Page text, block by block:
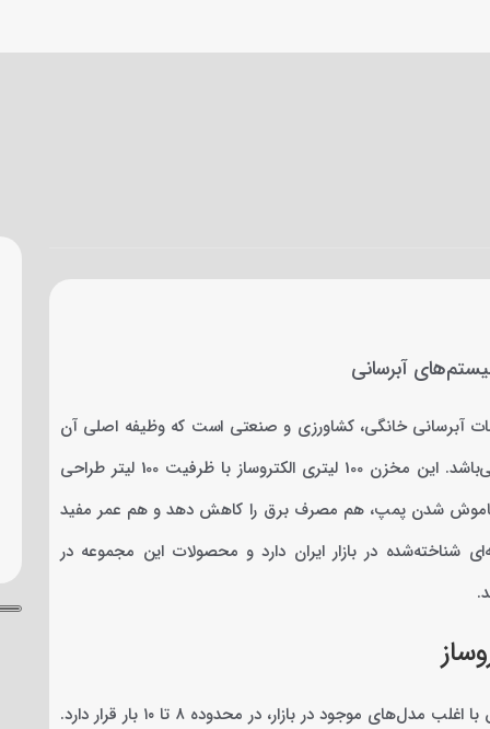
در تاسیسات آبرسانی خانگی، کشاورزی و صنعتی است که وظیفه اصلی آن
ذخیره‌سازی آب تحت فشار و یکنواخت‌سازی جریان خروجی از پمپ می‌باشد. این مخزن 100 لیتری الکتروساز با ظرفیت 100 لیتر طراحی
شدن پمپ، هم مصرف برق را کاهش دهد و هم عمر مفید
شناخته‌شده در بازار ایران دارد و محصولات این مجموعه در
ظرفیت مفید این مخزن 100 لیتر است و فشار کاری استاندارد آن، مطابق با اغلب مدل‌های موجود در بازار، در محدوده ۸ تا ۱۰ بار قرار دارد.